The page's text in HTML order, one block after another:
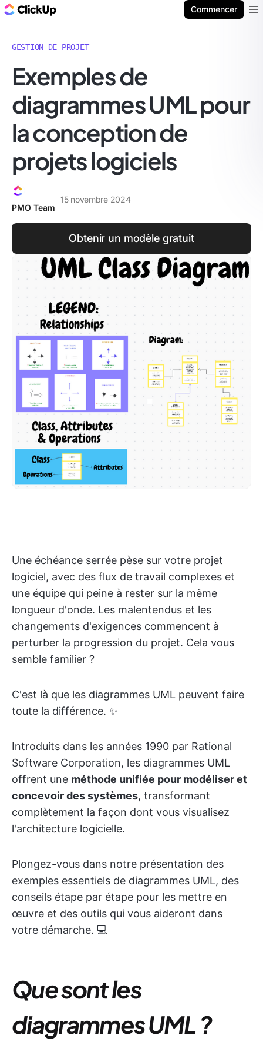
Commencer
GESTION DE PROJET
Exemples de
diagrammes UML pour
la conception de
projets logiciels
PMO Team
15 novembre 2024
Obtenir un modèle gratuit
Une échéance serrée pèse sur votre projet
logiciel, avec des flux de travail complexes et
une équipe qui peine à rester sur la même
longueur d'onde. Les malentendus et les
changements d'exigences commencent à
perturber la progression du projet. Cela vous
semble familier ?
C'est là que les diagrammes UML peuvent faire
toute la différence. ✨
Introduits dans les années 1990 par Rational
Software Corporation, les diagrammes UML
offrent une méthode unifiée pour modéliser et
concevoir des systèmes, transformant
complètement la façon dont vous visualisez
l'architecture logicielle.
Plongez-vous dans notre présentation des
exemples essentiels de diagrammes UML, des
conseils étape par étape pour les mettre en
œuvre et des outils qui vous aideront dans
votre démarche. 💻
Que sont les
diagrammes UML ?